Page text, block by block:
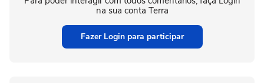
na sua conta Terra
Fazer Login para participar